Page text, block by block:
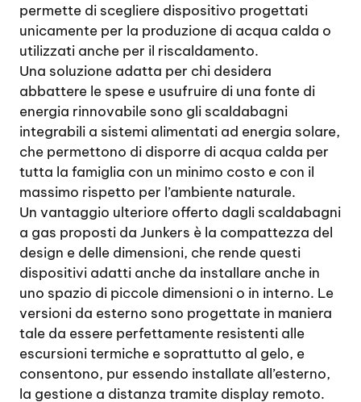
permette di scegliere dispositivo progettati
unicamente per la produzione di acqua calda o
utilizzati anche per il riscaldamento.
Una soluzione adatta per chi desidera
abbattere le spese e usufruire di una fonte di
energia rinnovabile sono gli scaldabagni
integrabili a sistemi alimentati ad energia solare,
che permettono di disporre di acqua calda per
tutta la famiglia con un minimo costo e con il
massimo rispetto per l’ambiente naturale.
Un vantaggio ulteriore offerto dagli scaldabagni
a gas proposti da Junkers è la compattezza del
design e delle dimensioni, che rende questi
dispositivi adatti anche da installare anche in
uno spazio di piccole dimensioni o in interno. Le
versioni da esterno sono progettate in maniera
tale da essere perfettamente resistenti alle
escursioni termiche e soprattutto al gelo, e
consentono, pur essendo installate all’esterno,
la gestione a distanza tramite display remoto.